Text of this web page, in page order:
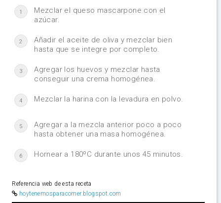
1
Mezclar el queso mascarpone con el
azúcar.
2
Añadir el aceite de oliva y mezclar bien
hasta que se integre por completo.
3
Agregar los huevos y mezclar hasta
conseguir una crema homogénea.
4 Mezclar la harina con la levadura en polvo.
5
Agregar a la mezcla anterior poco a poco
hasta obtener una masa homogénea.
6 Hornear a 180ºC durante unos 45 minutos.
Referencia web de esta receta
hoytenemosparacomer.blogspot.com